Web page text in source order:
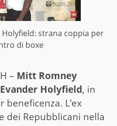
strana coppia per
di boxe
– Mitt Romney
Holyfield, in
L’ex
dei Repubblicani nella